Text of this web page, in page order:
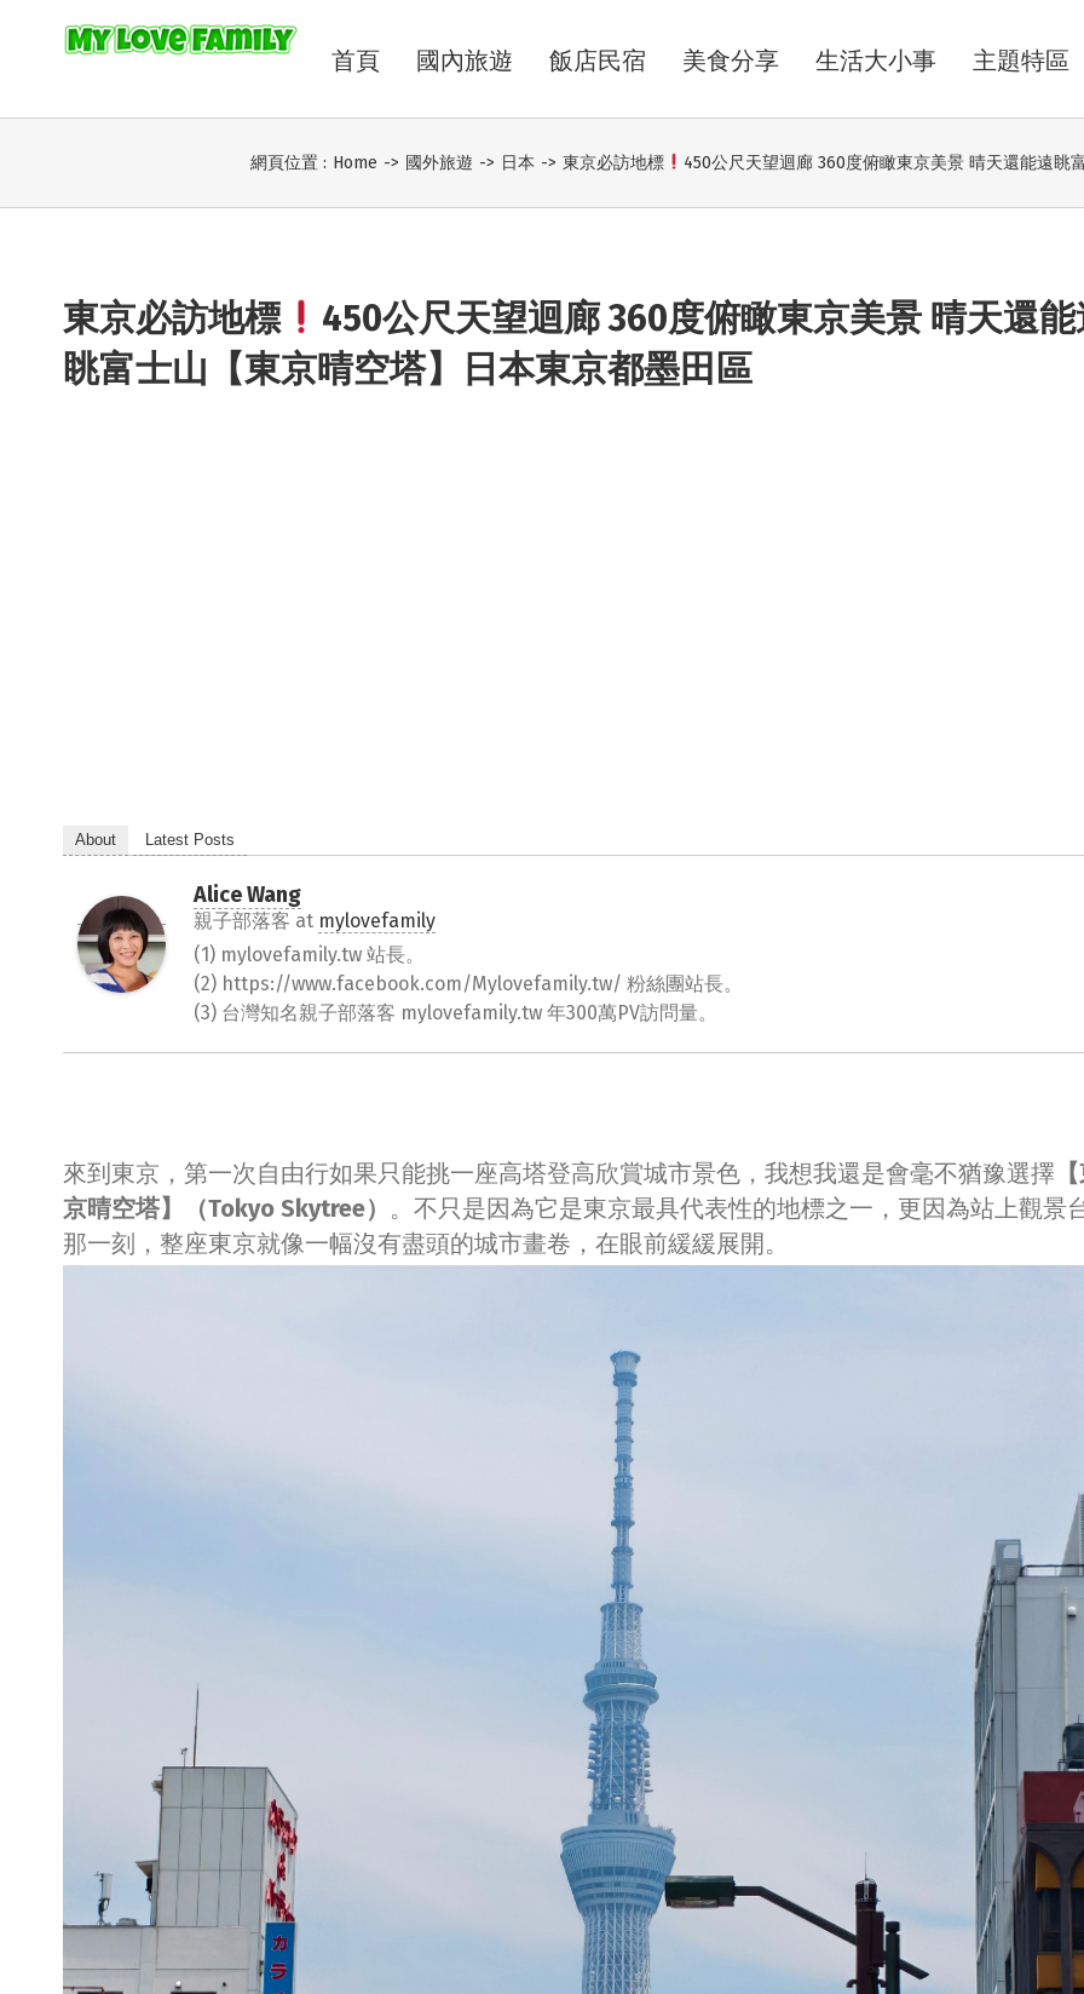
首頁 國內旅遊 飯店民宿 美食分享 生活大小事 主題特區
網頁位置 : Home -> 國外旅遊 -> 日本 -> 東京必訪地標 450公尺天望迴廊 360度俯瞰東京美景 晴天還能遠眺
東京必訪地標
450公尺天望迴廊 360度俯瞰東京美景 晴天還
眺富士山【東京晴空塔】日本東京都墨田區
About Latest Posts
Alice Wang
親子部落客 at mylovefamily
(1) mylovefamily.tw 站長。
(2) https://www.facebook.com/Mylovefamily.tw/ 粉絲團站長。
(3) 台灣知名親子部落客 mylovefamily.tw 年300萬PV訪問量。
來到東京，第一次自由行如果只能挑一座高塔登高欣賞城市景色，我想我還是會毫不猶豫選擇
京晴空塔】（Tokyo Skytree） 。不只是因為它是東京最具代表性的地標之一，更因為站上觀景
那一刻，整座東京就像一幅沒有盡頭的城市畫卷，在眼前緩緩展開。